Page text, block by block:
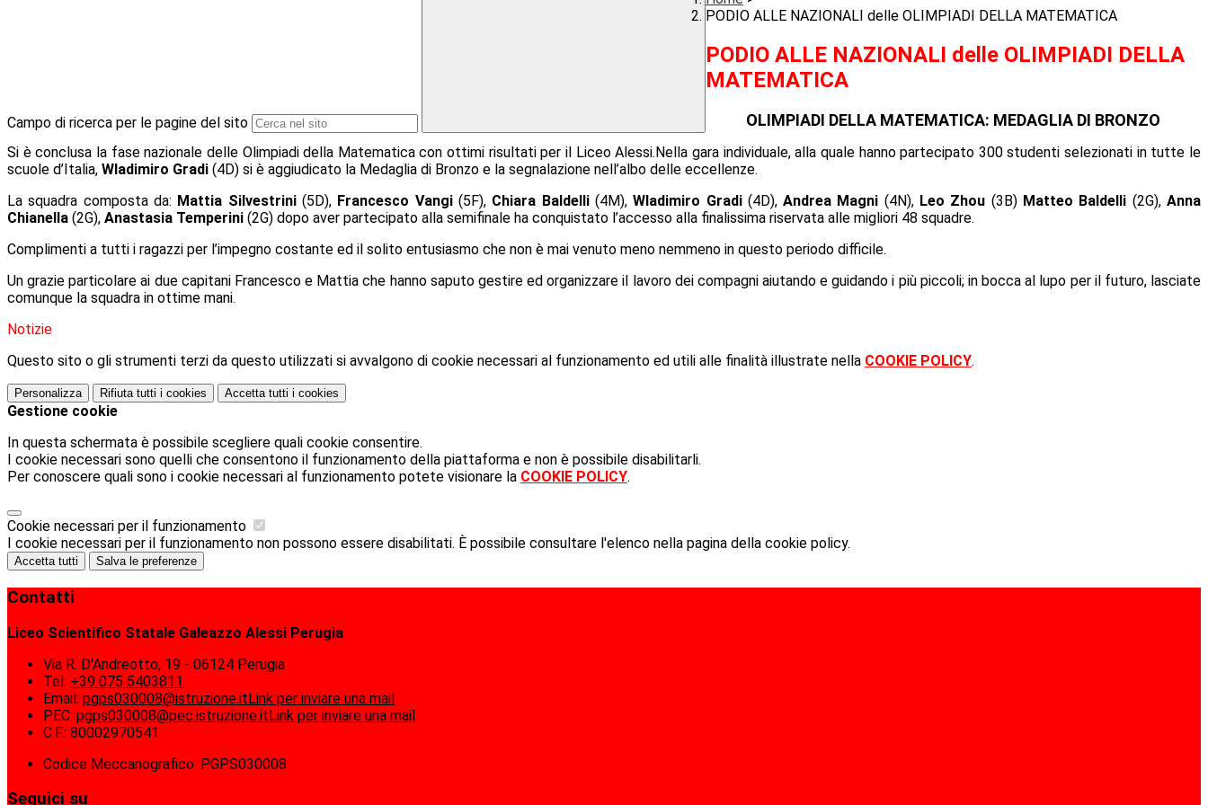
Campo di ricerca per le pagine del sito
PODIO ALLE NAZIONALI delle OLIMPIADI DELLA MATEMATICA
PODIO ALLE NAZIONALI delle OLIMPIADI DELLA
MATEMATICA
OLIMPIADI DELLA MATEMATICA: MEDAGLIA DI BRONZO
Si è conclusa la fase nazionale delle Olimpiadi della Matematica con ottimi risultati per il Liceo Alessi.Nella gara individuale, alla quale hanno partecipato 300 studenti selezionati in tutte le
scuole d’Italia, Wladimiro Gradi (4D) si è aggiudicato la Medaglia di Bronzo e la segnalazione nell’albo delle eccellenze.
La squadra composta da: Mattia Silvestrini (5D), Francesco Vangi(5F), Chiara Baldelli(4M),Wladimiro Gradi (4D),Andrea Magni (4N), Leo Zhou (3B)Matteo Baldelli (2G),Anna
Chianella (2G), Anastasia Temperini (2G) dopo aver partecipato alla semifinale ha conquistato l’accesso alla finalissima riservata alle migliori 48 squadre.
Complimenti a tutti i ragazzi per l’impegno costante ed il solito entusiasmo che non è mai venuto meno nemmeno in questo periodo difficile.
Un grazie particolare ai due capitani Francesco e Mattia che hanno saputo gestire ed organizzare il lavoro dei compagni aiutando e guidando i più piccoli; in bocca al lupo per il futuro, lasciate
comunque la squadra in ottime mani.
Notizie
Questo sito o gli strumenti terzi da questo utilizzati si avvalgono di cookie necessari al funzionamento ed utili alle finalità illustrate nella COOKIE POLICY.
Personalizza Rifiuta tutti i cookies Accetta tutti i cookies
Gestione cookie
In questa schermata è possibile scegliere quali cookie consentire.
I cookie necessari sono quelli che consentono il funzionamento della piattaforma e non è possibile disabilitarli.
Per conoscere quali sono i cookie necessari al funzionamento potete visionare la COOKIE POLICY.
Cookie necessari per il funzionamento
I cookie necessari per il funzionamento non possono essere disabilitati. È possibile consultare l'elenco nella pagina della cookie policy.
Accetta tutti Salva le preferenze
Contatti
Liceo Scientifico Statale Galeazzo Alessi Perugia
Via R. D'Andreotto, 19 - 06124 Perugia
Tel: +39 075 5403811
Email: pgps030008@istruzione.itLink per inviare una mail
PEC: pgps030008@pec.istruzione.itLink per inviare una mail
C.F.: 80002970541
Codice Meccanografico: PGPS030008
Seguici su